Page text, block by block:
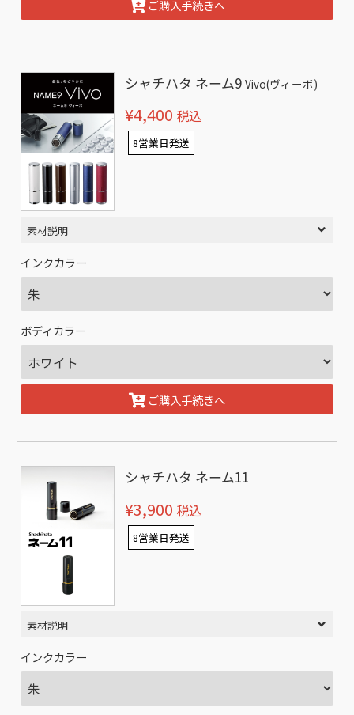
ご購入手続きへ
シャチハタ ネーム9Vivo(ヴィーボ)
¥4,400 税込
8営業日発送
素材説明
インクカラー
ボディカラー
ご購入手続きへ
シャチハタ ネーム11
¥3,900 税込
8営業日発送
素材説明
インクカラー